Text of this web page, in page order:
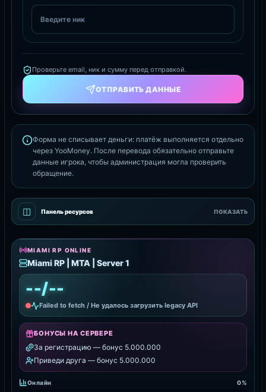
◫ Панель ресурсов ПОКАЗАТЬ
MIAMI RP ONLINE
Miami RP | MTA | Server 1
--/--
Failed to fetch / Не удалось загрузить legacy API
БОНУСЫ НА СЕРВЕРЕ
За регистрацию — бонус 5.000.000
Приведи друга — бонус 5.000.000
Онлайн 0%
Проверьте email, ник и сумму перед отправкой.
ОТПРАВИТЬ ДАННЫЕ
Форма не списывает деньги: платёж выполняется отдельно
через YooMoney. После перевода обязательно отправьте
данные игрока, чтобы администрация могла проверить
обращение.